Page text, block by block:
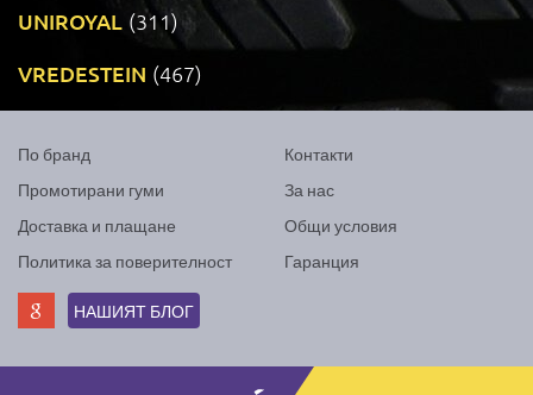
UNIROYAL (311)
VREDESTEIN (467)
По бранд
Промотирани гуми
Доставка и плащане
Политика за поверителност
Контакти
За нас
Общи условия
Гаранция
НАШИЯТ БЛОГ